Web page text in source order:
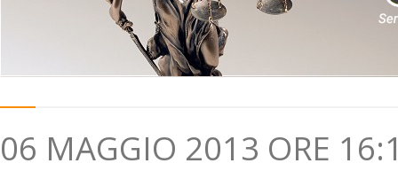
06 MAGGIO 2013 ORE